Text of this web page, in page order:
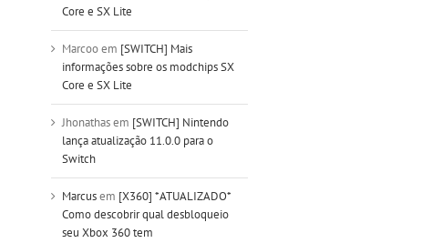
Core e SX Lite
Marcooem [SWITCH] Mais
informações sobre os modchips SX
Core e SX Lite
Jhonathasem [SWITCH] Nintendo
lança atualização 11.0.0 para o
Switch
Marcusem [X360] *ATUALIZADO*
Como descobrir qual desbloqueio
seu Xbox 360 tem